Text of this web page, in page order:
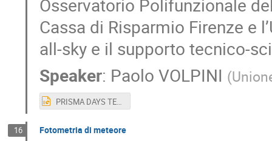
Osservatorio Polifunzionale
Cassa di Risparmio Firenze e
all-sky e il supporto tecnico-
Speaker: Paolo VOLPINI (
PRISMA DAYS TERAMO - AAP 2025.pptx
16 Fotometria di meteore